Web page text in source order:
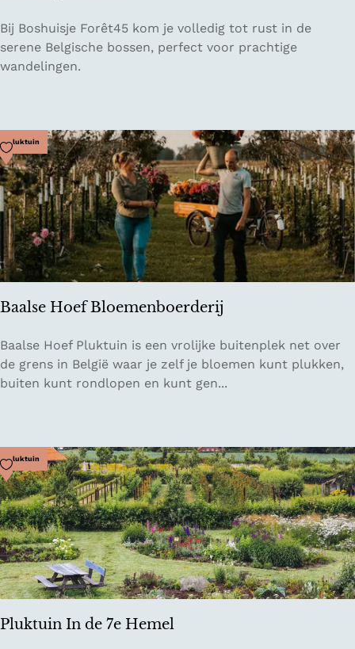
B
o
s
s
j
e
F
o
ê
t
5
Bij Boshuisje Forêt45 kom je volledig tot rust in de
serene Belgische bossen, perfect voor prachtige
wandelingen.
Baalse Hoef Bloemenboerderij
B
a
a
H
o
e
f
B
l
o
e
e
Pluktuin
Voeg toe als favoriet
Baalse Hoef Pluktuin is een vrolijke buitenplek net over
de grens in België waar je zelf je bloemen kunt plukken,
buiten kunt rondlopen en kunt gen...
Pluktuin In de 7e Hemel
Pluktuin
Voeg toe als favoriet